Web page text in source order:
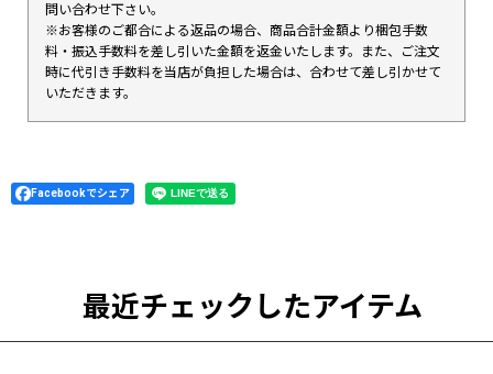
問い合わせ下さい。
※お客様のご都合による返品の場合、商品合計金額より梱包手数
料・振込手数料を差し引いた金額を返金いたします。また、ご注文
時に代引き手数料を当店が負担した場合は、合わせて差し引かせて
いただきます。
Facebookでシェア
最近チェックしたアイテム